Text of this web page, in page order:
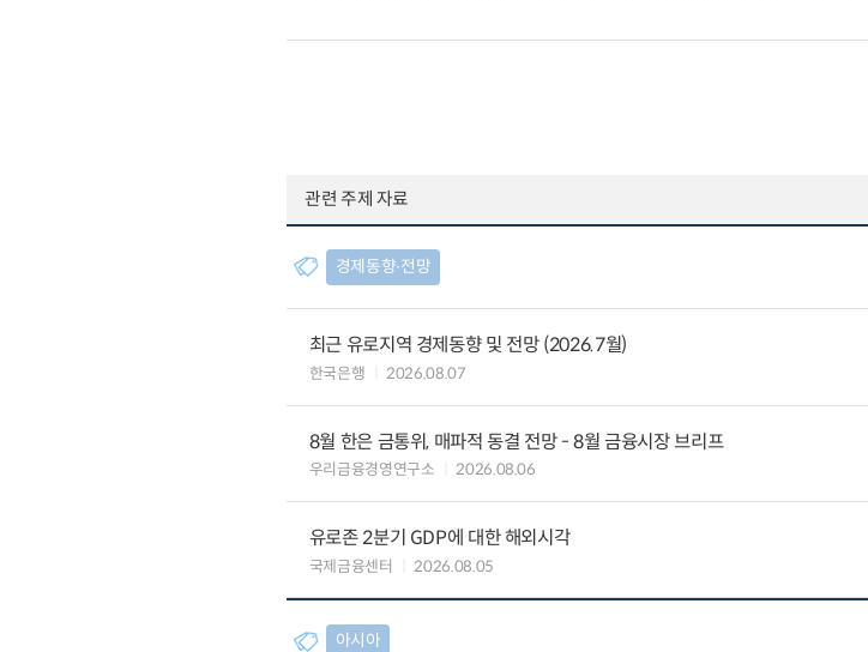
관련 주제 자료
경제동향∙전망
최근 유로지역 경제동향 및 전망 (2026.7월)
한국은행 2026.08.07
8월 한은 금통위, 매파적 동결 전망 - 8월 금융시장 브리프
우리금융경영연구소 2026.08.06
유로존 2분기 GDP에 대한 해외시각
국제금융센터 2026.08.05
아시아